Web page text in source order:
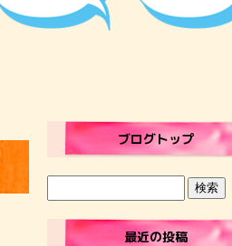
ブログトップ
最近の投稿